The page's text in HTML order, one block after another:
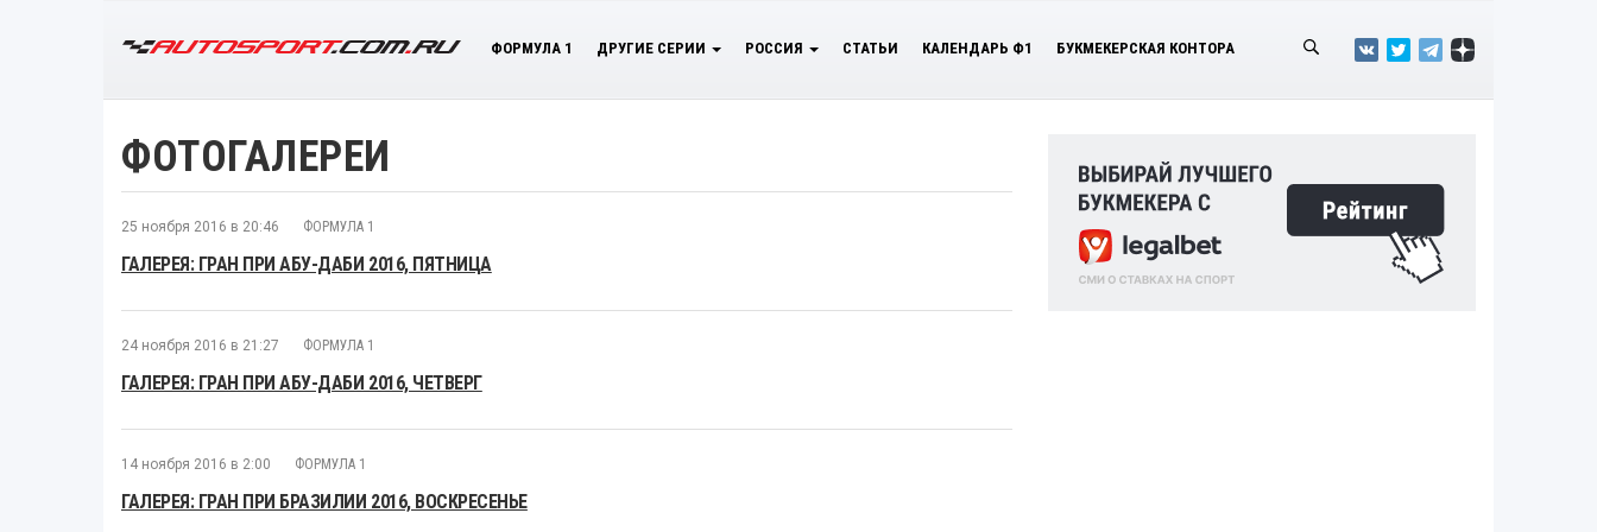
ФОРМУЛА 1 ДРУГИЕ СЕРИИ РОССИЯ СТАТЬИ КАЛЕНДАРЬ Ф1 БУКМЕКЕРСКАЯ КОНТОРА
ФОТОГАЛЕРЕИ
25 ноября 2016 в 20:46 ФОРМУЛА 1
ГАЛЕРЕЯ: ГРАН ПРИ АБУ-ДАБИ 2016, ПЯТНИЦА
24 ноября 2016 в 21:27 ФОРМУЛА 1
ГАЛЕРЕЯ: ГРАН ПРИ АБУ-ДАБИ 2016, ЧЕТВЕРГ
14 ноября 2016 в 2:00 ФОРМУЛА 1
ГАЛЕРЕЯ: ГРАН ПРИ БРАЗИЛИИ 2016, ВОСКРЕСЕНЬЕ